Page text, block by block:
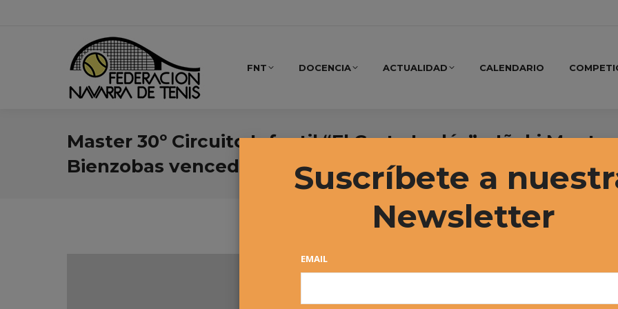
FNT DOCENCIA ACTUALIDAD CALENDARIO
Master 30º Circuito Infantil “El Corte Inglés” – Iñaki
Bienzobas vencedores
Suscríbete a
Newsletter
EMAIL